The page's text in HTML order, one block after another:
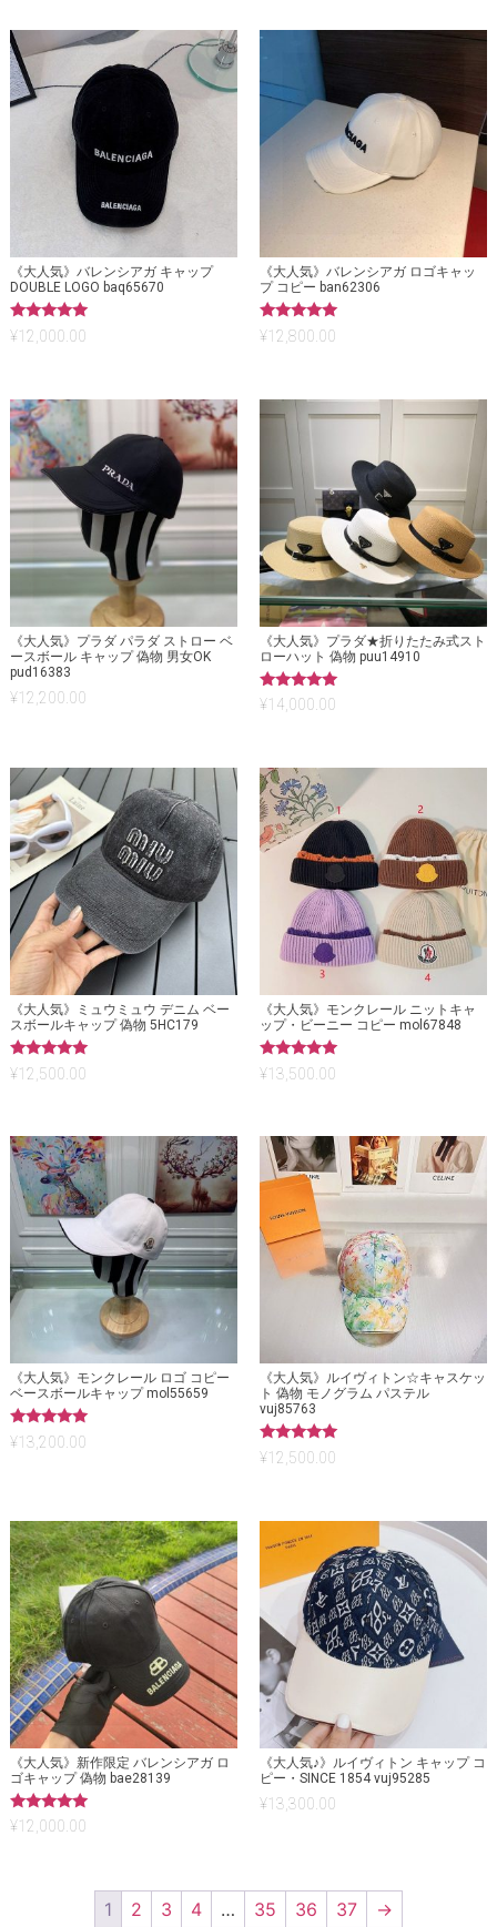
《大人気》バレンシアガ キャップ
DOUBLE LOGO baq65670
5段階中
5.00
¥12,000.00
《大人気》バレンシアガ ロゴキャッ
プ コピー ban62306
5段階中
5.00
¥12,800.00
《大人気》プラダ パラダ ストロー ベ
ースボール キャップ 偽物 男女OK
pud16383
¥12,200.00
《大人気》プラダ★折りたたみ式スト
ローハット 偽物 puu14910
5段階中
5.00
¥14,000.00
《大人気》ミュウミュウ デニム ベー
スボールキャップ 偽物 5HC179
5段階中
5.00
¥12,500.00
《大人気》モンクレール ニットキャ
ップ・ビーニー コピー mol67848
5段階中
5.00
¥13,500.00
《大人気》モンクレール ロゴ コピー
ベースボールキャップ mol55659
5段階中
5.00
¥13,200.00
《大人気》ルイヴィトン☆キャスケッ
ト 偽物 モノグラム パステル
vuj85763
5段階中
5.00
¥12,500.00
《大人気》新作限定 バレンシアガ ロ
ゴキャップ 偽物 bae28139
5段階中
5.00
¥12,000.00
《大人気♪》​ルイヴィトン キャップ コ
ピー・SINCE 1854 vuj95285
¥13,300.00
1 2 3 4 … 35 36 37 →